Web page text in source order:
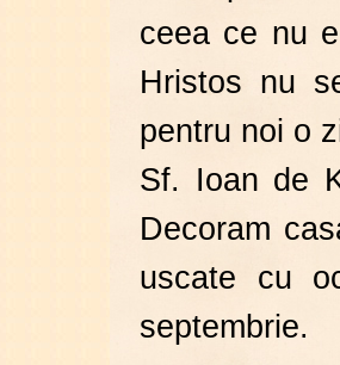
ceea ce nu
Hristos nu
pentru noi o
Sf. Ioan de
Decoram
uscate cu
septembrie.